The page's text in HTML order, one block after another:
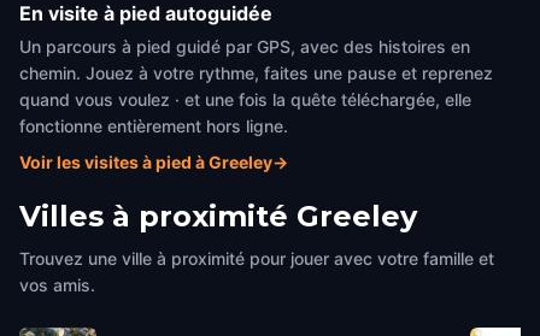
En visite à pied autoguidée
Un parcours à pied guidé par GPS, avec des histoires en
chemin. Jouez à votre rythme, faites une pause et reprenez
quand vous voulez · et une fois la quête téléchargée, elle
fonctionne entièrement hors ligne.
Voir les visites à pied à Greeley→
Villes à proximité Greeley
Trouvez une ville à proximité pour jouer avec votre famille et
vos amis.